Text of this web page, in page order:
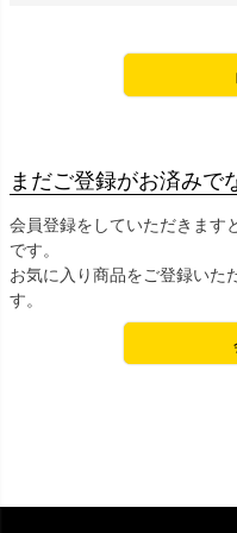
まだご登録がお済みで
会員登録をしていただきます
です。
お気に入り商品をご登録いた
す。